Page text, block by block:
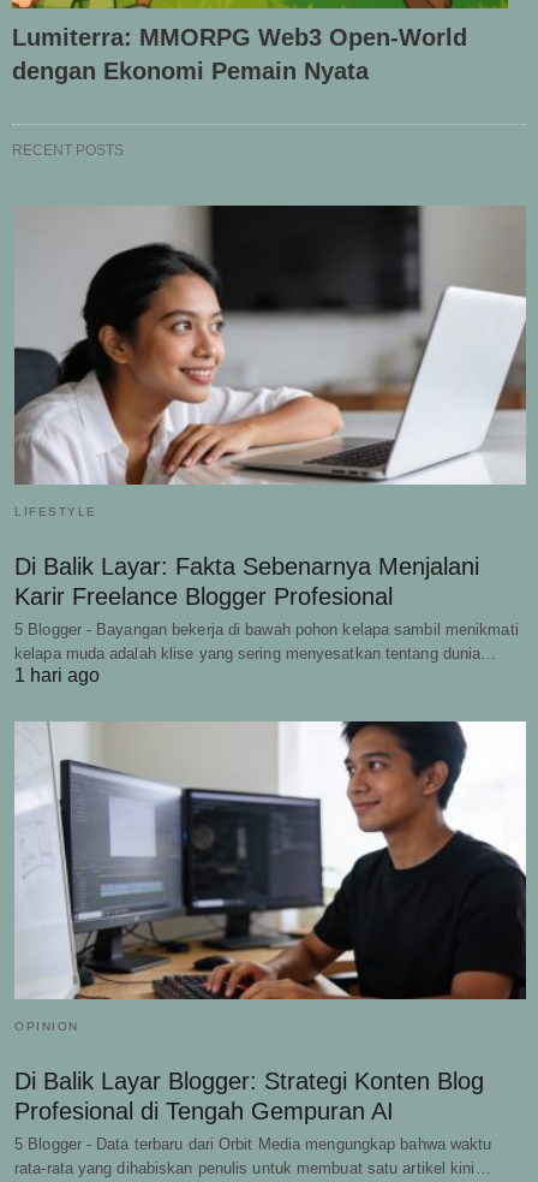
Lumiterra: MMORPG Web3 Open-World
dengan Ekonomi Pemain Nyata
RECENT POSTS
LIFESTYLE
Di Balik Layar: Fakta Sebenarnya Menjalani
Karir Freelance Blogger Profesional
5 Blogger - Bayangan bekerja di bawah pohon kelapa sambil menikmati
kelapa muda adalah klise yang sering menyesatkan tentang dunia…
1 hari ago
OPINION
Di Balik Layar Blogger: Strategi Konten Blog
Profesional di Tengah Gempuran AI
5 Blogger - Data terbaru dari Orbit Media mengungkap bahwa waktu
rata-rata yang dihabiskan penulis untuk membuat satu artikel kini…